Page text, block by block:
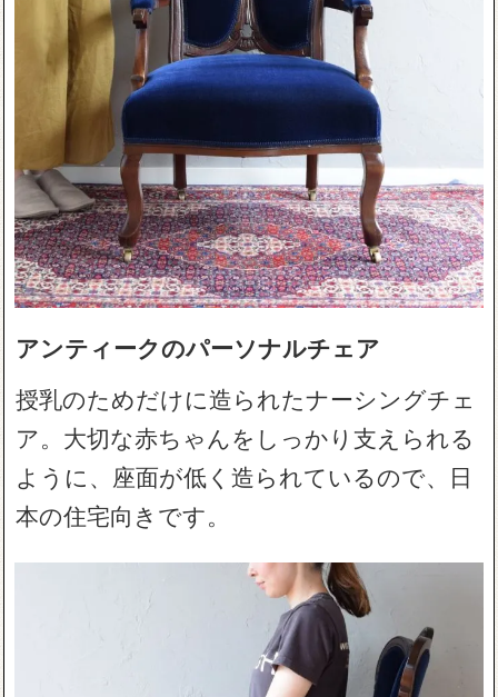
アンティークのパーソナルチェア
授乳のためだけに造られたナーシングチェ
ア。大切な赤ちゃんをしっかり支えられる
ように、座面が低く造られているので、日
本の住宅向きです。